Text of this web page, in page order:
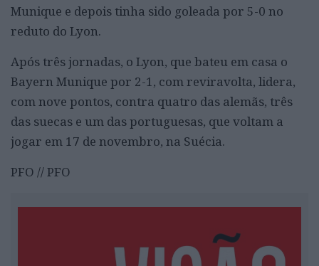
Munique e depois tinha sido goleada por 5-0 no
reduto do Lyon.
Após três jornadas, o Lyon, que bateu em casa o
Bayern Munique por 2-1, com reviravolta, lidera,
com nove pontos, contra quatro das alemãs, três
das suecas e um das portuguesas, que voltam a
jogar em 17 de novembro, na Suécia.
PFO // PFO